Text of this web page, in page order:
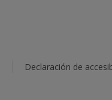
Declaración de